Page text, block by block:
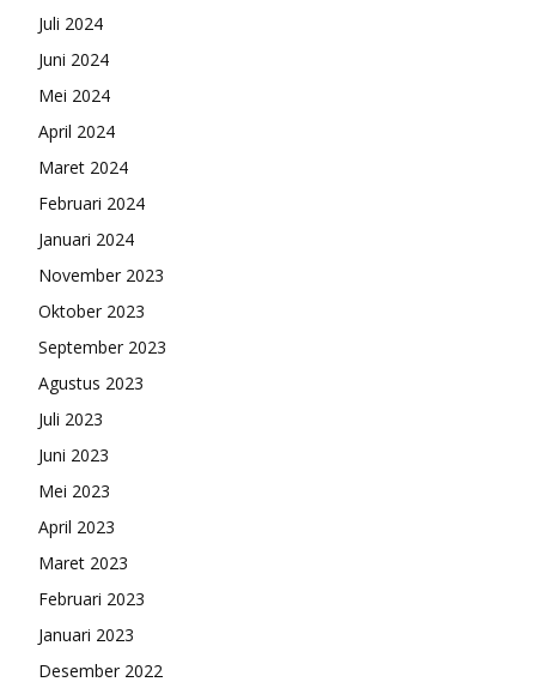
Juli 2024
Juni 2024
Mei 2024
April 2024
Maret 2024
Februari 2024
Januari 2024
November 2023
Oktober 2023
September 2023
Agustus 2023
Juli 2023
Juni 2023
Mei 2023
April 2023
Maret 2023
Februari 2023
Januari 2023
Desember 2022